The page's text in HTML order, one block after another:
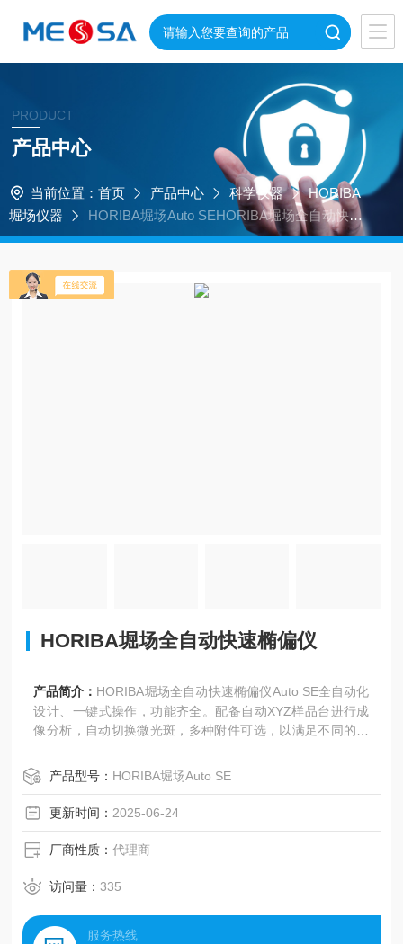
PRODUCT
产品中心
当前位置： 首页 产品中心 科学仪器
HORIBA
堀场仪器
HORIBA堀场Auto SEHORIBA堀场全自动快速
椭偏仪
HORIBA堀场全自动快速椭偏仪
产品简介： HORIBA堀场全自动快速椭偏仪Auto SE全自动化
设计、一键式操作，功能齐全。配备自动XYZ样品台进行成
像分析，自动切换微光斑，多种附件可选，以满足不同的应
产品型号： HORIBA堀场Auto SE
更新时间： 2025-06-24
厂商性质：代理商
访问量：335
服务热线